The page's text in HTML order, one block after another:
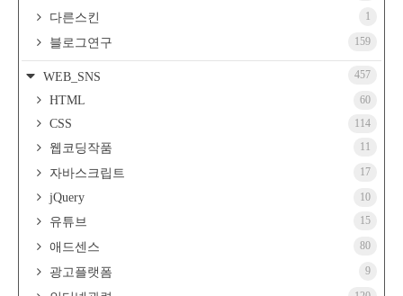
다른스킨 1
블로그연구 159
WEB_SNS 457
HTML 60
CSS 114
웹코딩작품 11
자바스크립트 17
jQuery 10
유튜브 15
애드센스 80
광고플랫폼 9